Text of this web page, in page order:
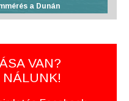
a Dunán
VAN?
NÁLUNK!